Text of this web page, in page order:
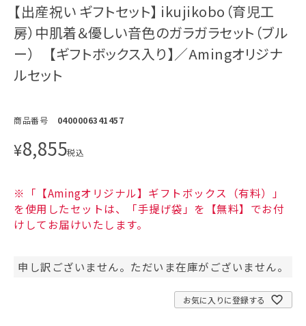
【出産祝い ギフトセット】 ikujikobo（育児工
房）中肌着＆優しい音色のガラガラセット（ブル
ー） 【ギフトボックス入り】／Amingオリジナ
ルセット
商品番号 0400006341457
¥8,855税込
※「【Amingオリジナル】ギフトボックス（有料）」
を使用したセットは、「手提げ袋」を【無料】でお付
けしてお届けいたします。
申し訳ございません。ただいま在庫がございません。
お気に入りに登録する